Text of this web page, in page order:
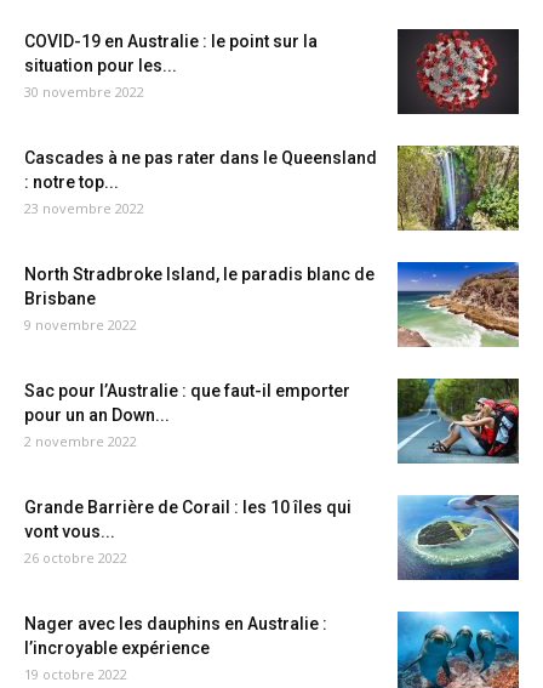
COVID-19 en Australie : le point sur la
situation pour les...
30 novembre 2022
Cascades à ne pas rater dans le Queensland
: notre top...
23 novembre 2022
North Stradbroke Island, le paradis blanc de
Brisbane
9 novembre 2022
Sac pour l’Australie : que faut-il emporter
pour un an Down...
2 novembre 2022
Grande Barrière de Corail : les 10 îles qui
vont vous...
26 octobre 2022
Nager avec les dauphins en Australie :
l’incroyable expérience
19 octobre 2022